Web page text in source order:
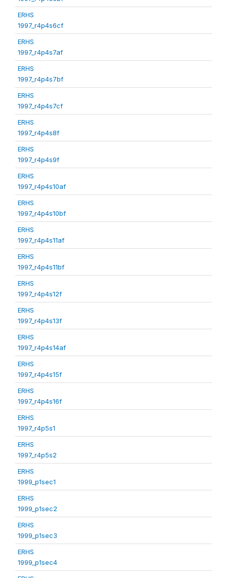
ERHS
1997_r4p4s6cf
ERHS
1997_r4p4s7af
ERHS
1997_r4p4s7bf
ERHS
1997_r4p4s7cf
ERHS
1997_r4p4s8f
ERHS
1997_r4p4s9f
ERHS
1997_r4p4s10af
ERHS
1997_r4p4s10bf
ERHS
1997_r4p4s11af
ERHS
1997_r4p4s11bf
ERHS
1997_r4p4s12f
ERHS
1997_r4p4s13f
ERHS
1997_r4p4s14af
ERHS
1997_r4p4s15f
ERHS
1997_r4p4s16f
ERHS
1997_r4p5s1
ERHS
1997_r4p5s2
ERHS
1999_p1sec1
ERHS
1999_p1sec2
ERHS
1999_p1sec3
ERHS
1999_p1sec4